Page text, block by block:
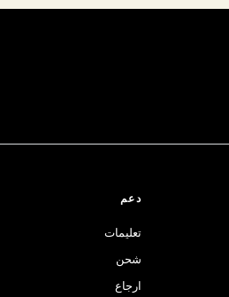
دعم
تعليمات
شحن
ارجاع